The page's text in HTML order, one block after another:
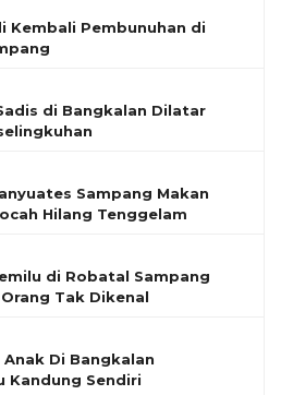
Kembali Pembunuhan di
di Bangkalan Dilatar
Sampang Makan
Hilang Tenggelam
di Robatal Sampang
Tak Dikenal
Anak Di Bangkalan
Kandung Sendiri